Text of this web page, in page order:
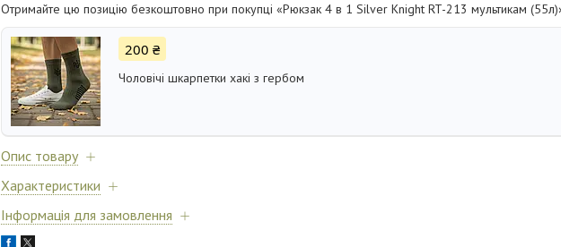
Отримайте цю позицію безкоштовно при покупці «Рюкзак 4 в 1 Silver Knight RT-213 мультикам
200 ₴
Чоловічі шкарпетки хакі з гербом
Опис товару
Характеристики
Інформація для замовлення